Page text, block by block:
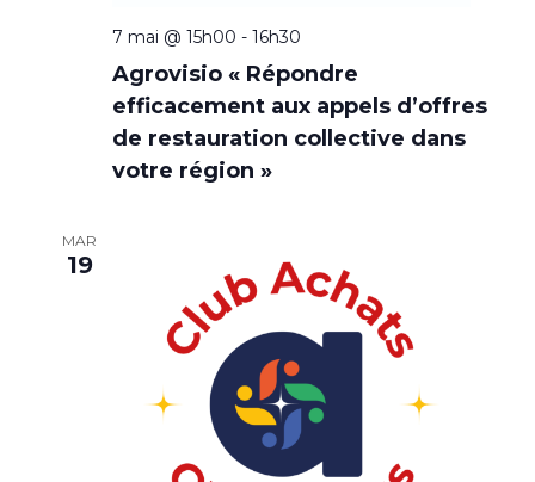
Agrovisio « Répondre
efficacement aux appels d’offres
de restauration collective dans
votre région »
7 mai @ 15h00 - 16h30
MAR
19